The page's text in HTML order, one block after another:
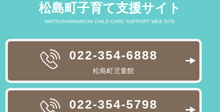
松島町子育て支援サイト
MATSUSHIMAMACHI CHILD CARE SUPPORT WEB SITE
022-354-6888
松島町児童館
022-354-5798